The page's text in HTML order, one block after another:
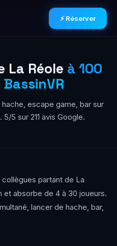
⚡ Réserver
La Réole à 100
escape game, bar sur
5 sur 211 avis Google.
partant de La
et absorbe de 4 à 30 joueurs.
lancer de hache, bar,